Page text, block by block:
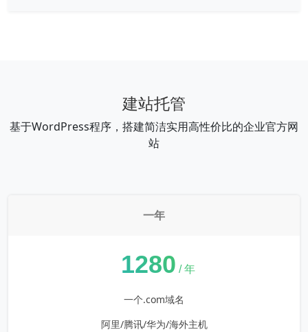
建站托管
基于WordPress程序，搭建简洁实用高性价比的企业官方网
站
一年
1280 / 年
一个.com域名
阿里/腾讯/华为/海外主机